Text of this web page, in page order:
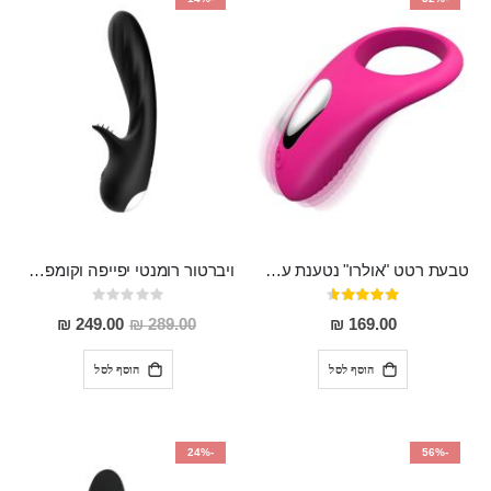
טבעת רטט "אולרו" נטענת עשויה סיליקון רפואי עם רטט חזק ומטריף חושים
דירוג:
91%
169.00 ₪
הוסף לסל
ויברטור רומנטי יפייפה וקומפקטי לגירוי חיצוני ופנימי מסיליקון רפואי עמיד למים ROMANCE
Rating:
0%
289.00 ₪
מחיר
מבצע
249.00 ₪
הוסף לסל
-56%
-24%